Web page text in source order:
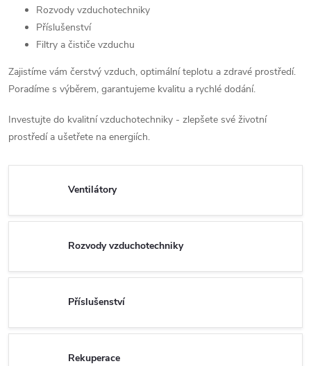
Rozvody vzduchotechniky
Příslušenství
Filtry a čističe vzduchu
Zajistíme vám čerstvý vzduch, optimální teplotu a zdravé prostředí.
Poradíme s výběrem, garantujeme kvalitu a rychlé dodání.
Investujte do kvalitní vzduchotechniky - zlepšete své životní
prostředí a ušetřete na energiích.
Ventilátory
Rozvody vzduchotechniky
Příslušenství
Rekuperace